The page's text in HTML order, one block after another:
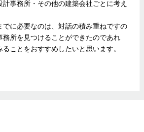
事務所・その他の建築会社ごとに考え
に必要なのは、対話の積み重ねですの
務所を見つけることができたのであれ
ことをおすすめしたいと思います。